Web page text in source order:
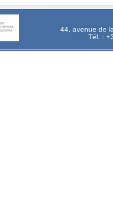
44, avenue de
Tél. :